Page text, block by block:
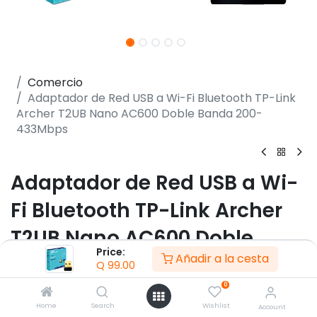
Price:
Q 99.00 Añadir a la cesta
Home Search
0
Wishlist Account
Comercio
Adaptador de Red USB a Wi-Fi Bluetooth TP-Link
Archer T2UB Nano AC600 Doble Banda 200-
433Mbps
Adaptador de Red USB a Wi-
Fi Bluetooth TP-Link Archer
T2UB Nano AC600 Doble
Banda 200-433Mbps
(0 reseña)